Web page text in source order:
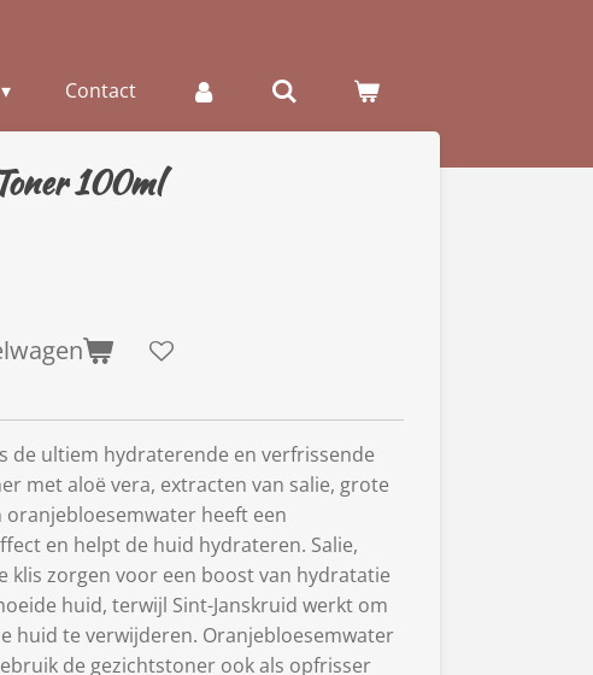
Contact
100ml
de ultiem hydraterende en verfrissende
met aloë vera, extracten van salie, grote
oranjebloesemwater heeft een
en helpt de huid hydrateren. Salie,
klis zorgen voor een boost van hydratatie
huid, terwijl Sint-Janskruid werkt om
huid te verwijderen. Oranjebloesemwater
de gezichtstoner ook als opfrisser